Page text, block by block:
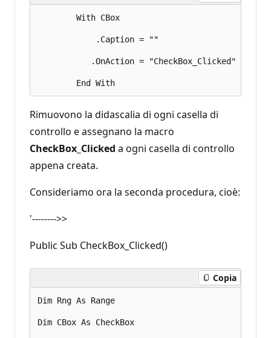
        With CBox
            .Caption = ""
           .OnAction = "CheckBox_Clicked"
Rimuovono la didascalia di ogni casella di
controllo e assegnano la macro
CheckBox_Clicked a ogni casella di controllo
appena creata.
Consideriamo ora la seconda procedura, cioè:
'-------->>
Public Sub CheckBox_Clicked()
Copia
Dim Rng As Range
Dim CBox As CheckBox